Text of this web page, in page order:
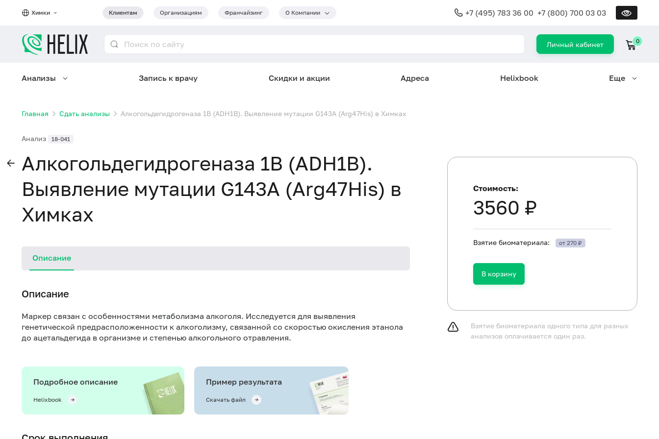
Химки Клиентам Организациям Франчайзинг О Компании +7 (495) 783 36 00 +7 (800) 700 03 03
Личный кабинет 0
Анализы Запись к врачу Скидки и акции Адреса Helixbook Еще
Главная Сдать анализы Алкогольдегидрогеназа 1B (ADH1B). Выявление мутации G143A (Arg47His) в Химках
Анализ 18-041
Алкогольдегидрогеназа 1B (ADH1B).
Выявление мутации G143A (Arg47His) в
Химках
Описание
Описание
Маркер связан с особенностями метаболизма алкоголя. Исследуется для выявления
генетической предрасположенности к алкоголизму, связанной со скоростью окисления этанола
до ацетальдегида в организме и степенью алкогольного отравления.
Подробное описание
Helixbook
Пример результата
Скачать файл
Стоимость:
3560 ₽
Взятие биоматериала: от 270 ₽
В корзину
Взятие биоматериала одного типа для разных
анализов оплачивается один раз.